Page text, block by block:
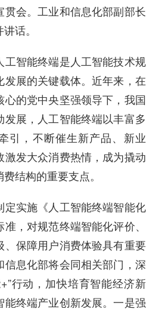
贯会。工业和信息化部副部长
话。
智能终端是人工智能技术规
发展的关键载体。近年来，在
心的党中央坚强领导下，我国
发展，人工智能终端以丰富多
引，不断催生新产品、新业
激发大众消费热情，成为撬动
结构的重要支点。
实施《人工智能终端智能化
，对规范终端智能化评价、
、保障用户消费体验具有重要
信息化部将会同相关部门，深
行动，加快培育智能经济新
能终端产业创新发展。一是强